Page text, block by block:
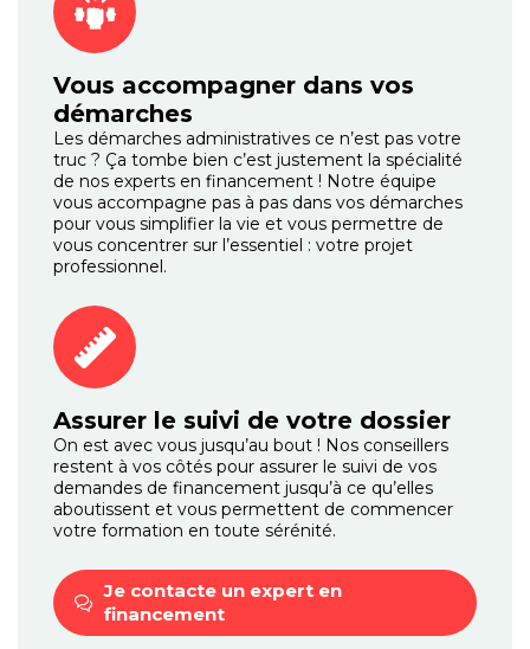
Vous accompagner dans vos
démarches
Les démarches administratives ce n’est pas votre
truc ? Ça tombe bien c’est justement la spécialité
de nos experts en financement ! Notre équipe
vous accompagne pas à pas dans vos démarches
pour vous simplifier la vie et vous permettre de
vous concentrer sur l’essentiel : votre projet
professionnel.
Assurer le suivi de votre dossier
On est avec vous jusqu’au bout ! Nos conseillers
restent à vos côtés pour assurer le suivi de vos
demandes de financement jusqu’à ce qu’elles
aboutissent et vous permettent de commencer
votre formation en toute sérénité.
Je contacte un expert en
financement